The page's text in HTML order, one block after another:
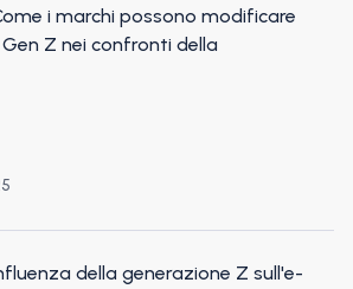
della generazione Z sull'e-